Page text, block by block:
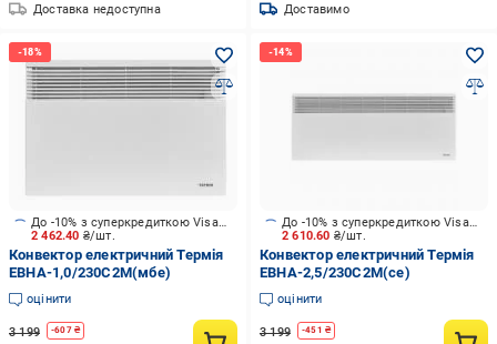
Доставка недоступна Доставимо
2 462.40 ₴/шт.
До -10% з суперкредиткою Visa Вигода
Конвектор електричний Термія
ЕВНА-1,0/230С2M(мбе)
оцінити
3 199 -607₴
2 610.60 ₴/шт.
До -10% з суперкредиткою Visa Вигода
Конвектор електричний Термія
ЕВНА-2,5/230С2M(се)
оцінити
3 199 -451 ₴